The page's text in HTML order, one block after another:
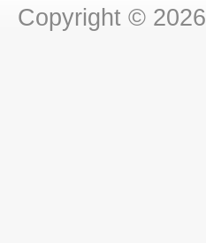
Copyright © 2026